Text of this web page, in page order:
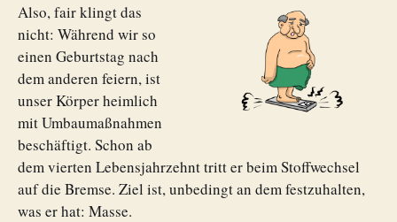
Also, fair klingt das
nicht: Während wir so
einen Geburtstag nach
dem anderen feiern, ist
unser Körper heimlich
mit Umbaumaßnahmen
beschäftigt. Schon ab
dem vierten Lebensjahrzehnt tritt er beim Stoffwechsel
auf die Bremse. Ziel ist, unbedingt an dem festzuhalten,
was er hat: Masse.